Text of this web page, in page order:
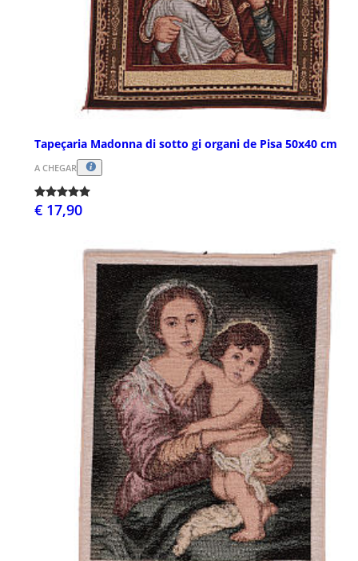
Tapeçaria Madonna di sotto gi organi de Pisa 50x40 cm
A CHEGAR
€ 17,90